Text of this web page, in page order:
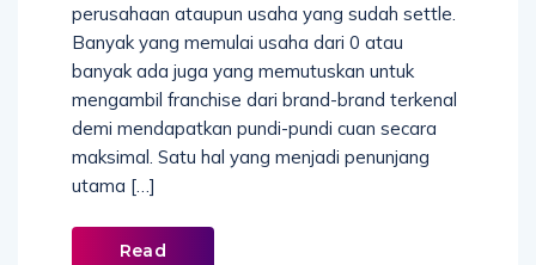
perusahaan ataupun usaha yang sudah settle.
Banyak yang memulai usaha dari 0 atau
banyak ada juga yang memutuskan untuk
mengambil franchise dari brand-brand terkenal
demi mendapatkan pundi-pundi cuan secara
maksimal. Satu hal yang menjadi penunjang
utama […]
Read